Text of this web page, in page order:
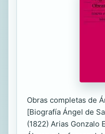
Obras completas de
[Biografía Ángel de
(1822) Arias Gonzalo